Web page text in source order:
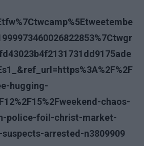
hugging-
chaos-
police-foil-christ-market-
arrested-n3809909